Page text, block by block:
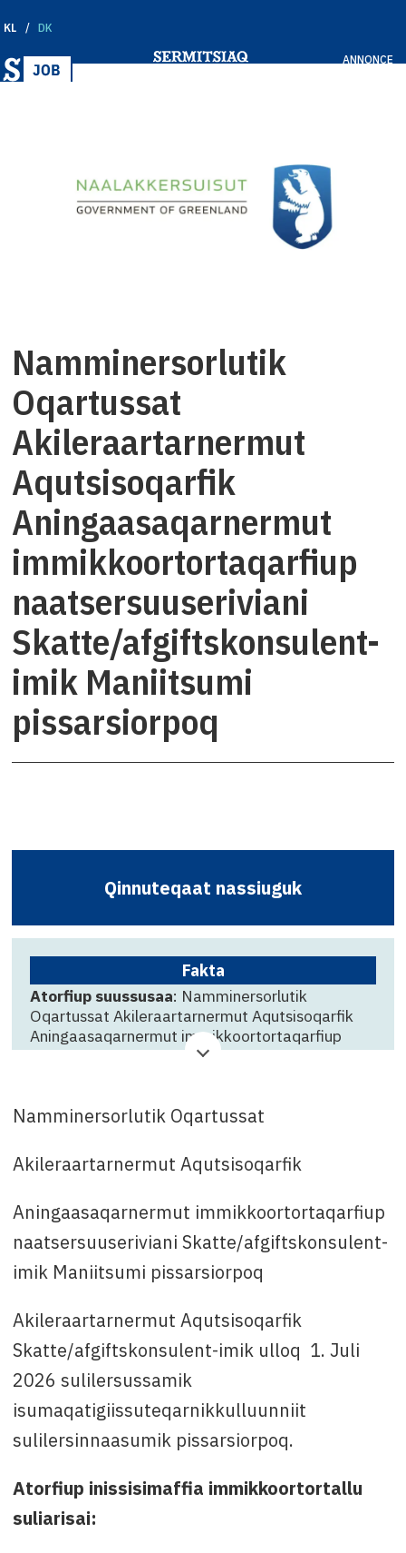
KL DK
ANNONCE
Namminersorlutik
Oqartussat
Akileraartarnermut
Aqutsisoqarfik
Aningaasaqarnermut
immikkoortortaqarfiup
naatsersuuseriviani
Skatte/afgiftskonsulent-
imik Maniitsumi
pissarsiorpoq
Qinnuteqaat nassiuguk
Fakta
Atorfiup suussusaa: Namminersorlutik
Oqartussat Akileraartarnermut Aqutsisoqarfik
Aningaasaqarnermut immikkoortortaqarfiup
naatsersuuseriviani Skatte/afgiftskonsulent-imik
Suliffeqarfik: Skattestyrelsen
Qinnuteqarfissamut killigititaq
: 23. juuni
toqqaannartoq: 34 55 71 mail: kijo@nanoq.gl
Namminersorlutik Oqartussat
Akileraartarnermut Aqutsisoqarfik
Aningaasaqarnermut immikkoortortaqarfiup
naatsersuuseriviani Skatte/afgiftskonsulent-
imik Maniitsumi pissarsiorpoq
Akileraartarnermut Aqutsisoqarfik
Skatte/afgiftskonsulent-imik ulloq 1. Juli
2026 sulilersussamik
isumaqatigiissuteqarnikkulluunniit
sulilersinnaasumik pissarsiorpoq.
Atorfiup inissisimaffia immikkoortortallu
suliarisai: